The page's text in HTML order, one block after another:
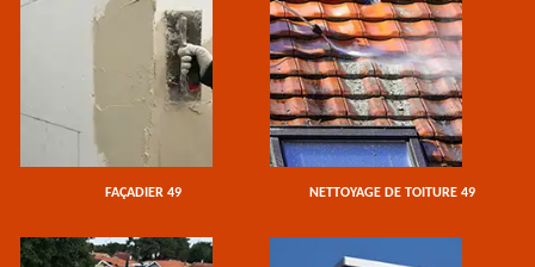
FAÇADIER 49 NETTOYAGE DE TOITURE 49